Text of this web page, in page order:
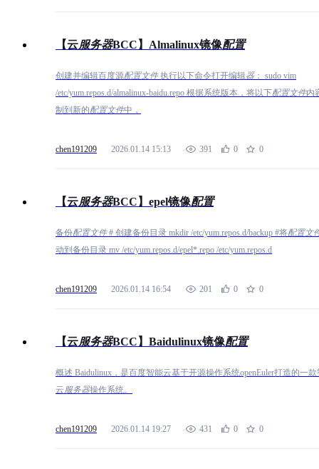
【云服务器BCC】Almalinux镜像配置
创建并编辑百度源配置文件执行以下命令打开编辑器 ： sudo vim
/etc/yum.repos.d/almalinux-baidu.repo 根据系统版本，将以下配置文件内
制到新的配置文件中，
chen191209 2026.01.14 15:13 391 0 0
【云服务器BCC】epel镜像配置
备份配置文件# 创建备份目录 mkdir /etc/yum.repos.d/backup #将配置文
动到备份目录 mv /etc/yum.repos.d/epel*.repo /etc/yum.repos.d
chen191209 2026.01.14 16:54 201 0 0
【云服务器BCC】Baidulinux镜像配置
概述 Baidulinux，是百度智能云基于开源操作系统openEuler打造的一
云服务器操作系统。
chen191209 2026.01.14 19:27 431 0 0